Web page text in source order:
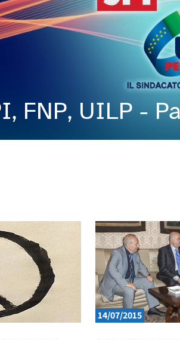
FNP, UILP -
14/07/2015